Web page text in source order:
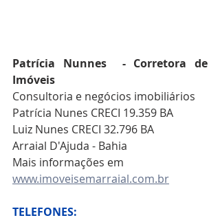
Patrícia Nunnes  - Corretora de
Imóveis
Consultoria e negócios imobiliários
Patrícia Nunes CRECI 19.359 BA
Luiz Nunes CRECI 32.796 BA
Arraial D'Ajuda - Bahia
Mais informações em
www.imoveisemarraial.com.br
TELEFONES: